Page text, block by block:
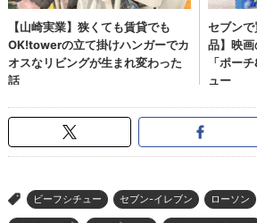
> ビーフシチュー セブン-イレブン ローソン